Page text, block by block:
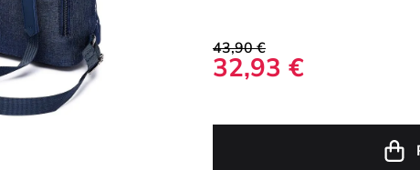
43,90 €
32,93 €